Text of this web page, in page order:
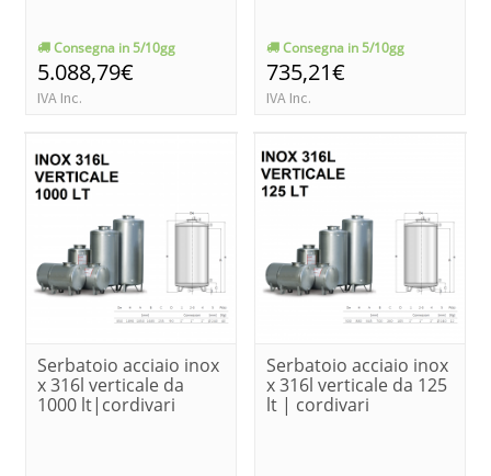
Consegna in 5/10gg
5.088,79€
IVA Inc.
Consegna in 5/10gg
735,21€
IVA Inc.
Serbatoio acciaio inox
x 316l verticale da
1000 lt|cordivari
Serbatoio acciaio inox
x 316l verticale da 125
lt | cordivari